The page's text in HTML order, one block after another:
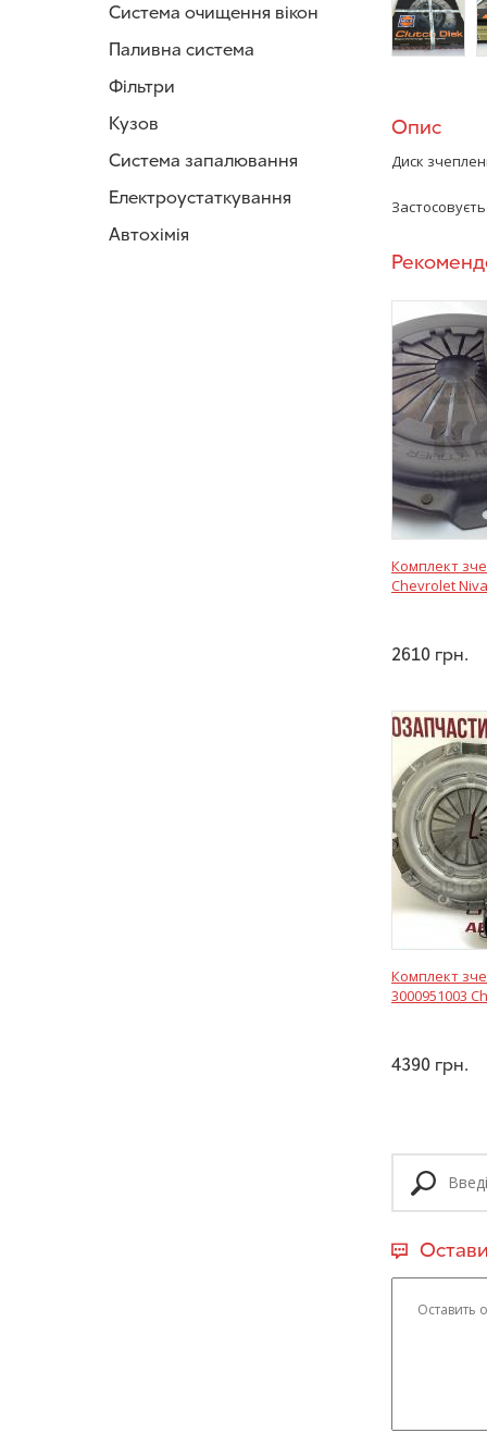
Система очищення вікон
Паливна система
Фільтри
Кузов
Система запалювання
Електроустаткування
Автохімія
Опис
Диск
Комплект
Chevrolet
2610 грн.
Комплект
3000951003
4390 грн.